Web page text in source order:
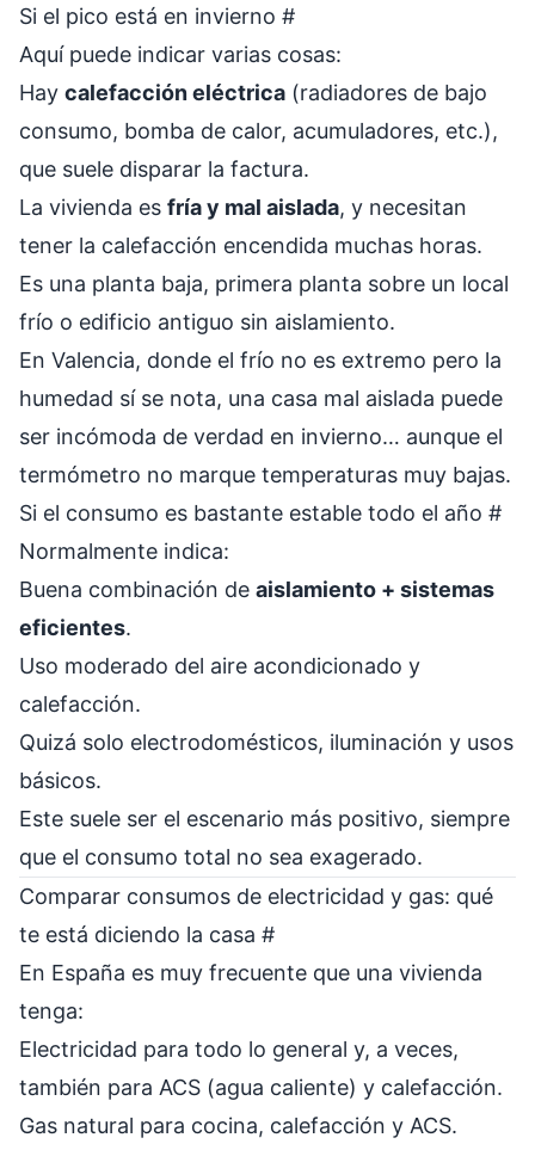
Si el pico está en invierno #
Aquí puede indicar varias cosas:
Hay calefacción eléctrica (radiadores de bajo
consumo, bomba de calor, acumuladores, etc.),
que suele disparar la factura.
La vivienda es fría y mal aislada, y necesitan
tener la calefacción encendida muchas horas.
Es una planta baja, primera planta sobre un local
frío o edificio antiguo sin aislamiento.
En Valencia, donde el frío no es extremo pero la
humedad sí se nota, una casa mal aislada puede
ser incómoda de verdad en invierno… aunque el
termómetro no marque temperaturas muy bajas.
Si el consumo es bastante estable todo el año #
Normalmente indica:
Buena combinación de aislamiento + sistemas
eficientes.
Uso moderado del aire acondicionado y
calefacción.
Quizá solo electrodomésticos, iluminación y usos
básicos.
Este suele ser el escenario más positivo, siempre
que el consumo total no sea exagerado.
Comparar consumos de electricidad y gas: qué
te está diciendo la casa #
En España es muy frecuente que una vivienda
tenga:
Electricidad para todo lo general y, a veces,
también para ACS (agua caliente) y calefacción.
Gas natural para cocina, calefacción y ACS.